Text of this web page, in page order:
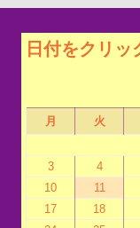
日付をクリッ
月 火
3
4
10
11
17
18